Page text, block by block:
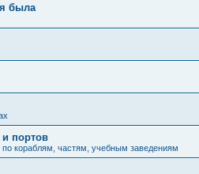
была
портов
кораблям, частям, учебным заведениям